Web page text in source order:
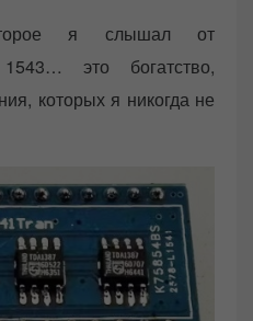
я слышал от
это богатство,
которых я никогда не